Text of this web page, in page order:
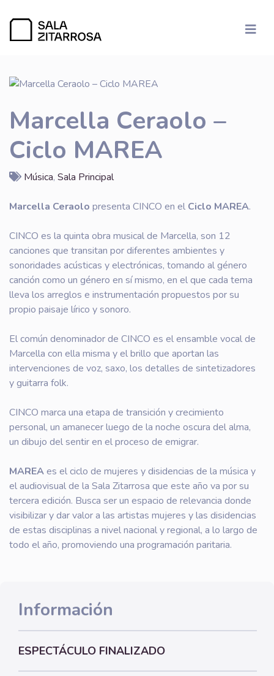
Marcella Ceraolo –
Ciclo MAREA
Música, Sala Principal
Marcella Ceraolo presenta CINCO en el Ciclo MAREA.
CINCO es la quinta obra musical de Marcella, son 12
canciones que transitan por diferentes ambientes y
sonoridades acústicas y electrónicas, tomando al género
canción como un género en sí mismo, en el que cada tema
lleva los arreglos e instrumentación propuestos por su
propio paisaje lírico y sonoro.
El común denominador de CINCO es el ensamble vocal de
Marcella con ella misma y el brillo que aportan las
intervenciones de voz, saxo, los detalles de sintetizadores
y guitarra folk.
CINCO marca una etapa de transición y crecimiento
personal, un amanecer luego de la noche oscura del alma,
un dibujo del sentir en el proceso de emigrar.
MAREAes el ciclo de mujeres y disidencias de la música y
el audiovisual de la Sala Zitarrosa que este año va por su
tercera edición. Busca ser un espacio de relevancia donde
visibilizar y dar valor a las artistas mujeres y las disidencias
de estas disciplinas a nivel nacional y regional, a lo largo de
todo el año, promoviendo una programación paritaria.
Información
ESPECTÁCULO FINALIZADO